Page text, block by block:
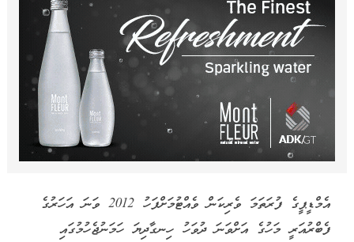
އެމްޑީޕީގެ ފުރަތަމަ ވެރިކަން ވެއްޓުމަށްފަހު 2012 ވަނަ އަހަރުގެ
ފެބްރުއަރީ މަހުގެ އަށްވަނަ ދުވަހު ހިނގާދިޔަ ހަމަނުޖެހުމުގައި